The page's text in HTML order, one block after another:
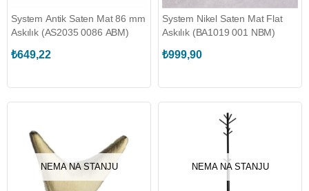
System Antik Saten Mat 86 mm
Askılık (AS2035 0086 ABM)
₺649,22
System Nikel Saten Mat Flat
Askılık (BA1019 001 NBM)
₺999,90
NEMA NA STANJU NEMA NA STANJU